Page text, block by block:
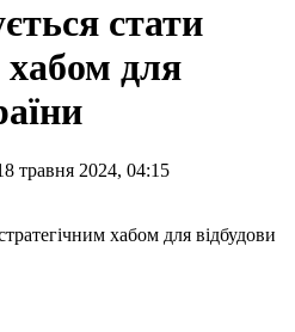
стати
хабом для
травня 2024, 04:15